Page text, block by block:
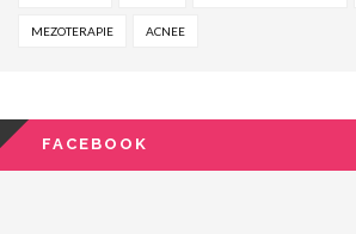
MEZOTERAPIE ACNEE
FACEBOOK